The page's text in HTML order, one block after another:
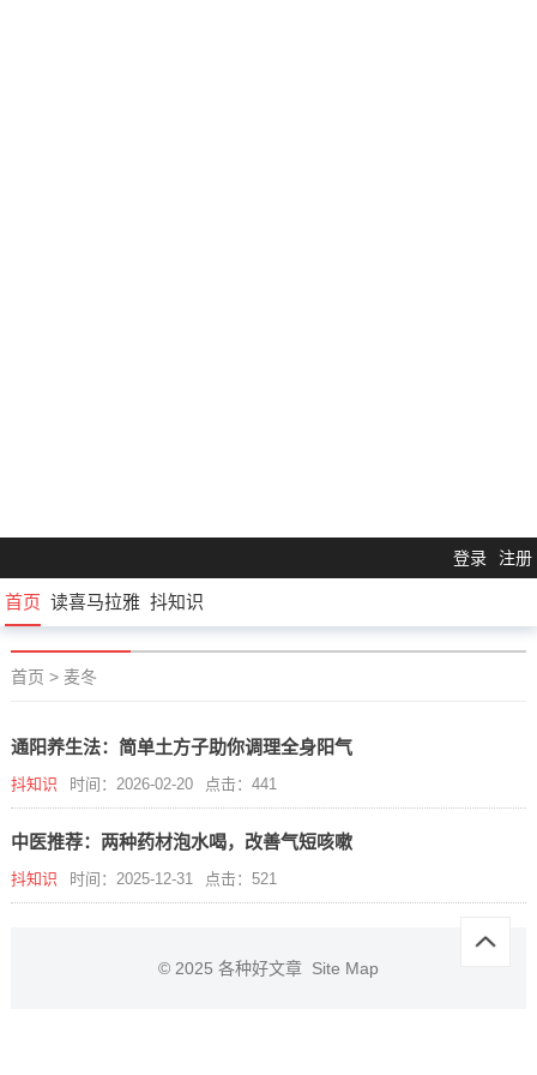
登录 注册
首页 读喜马拉雅 抖知识
首页 > 麦冬
通阳养生法：简单土方子助你调理全身阳气
抖知识 时间：2026-02-20 点击：441
中医推荐：两种药材泡水喝，改善气短咳嗽
抖知识 时间：2025-12-31 点击：521
© 2025 各种好文章 Site Map